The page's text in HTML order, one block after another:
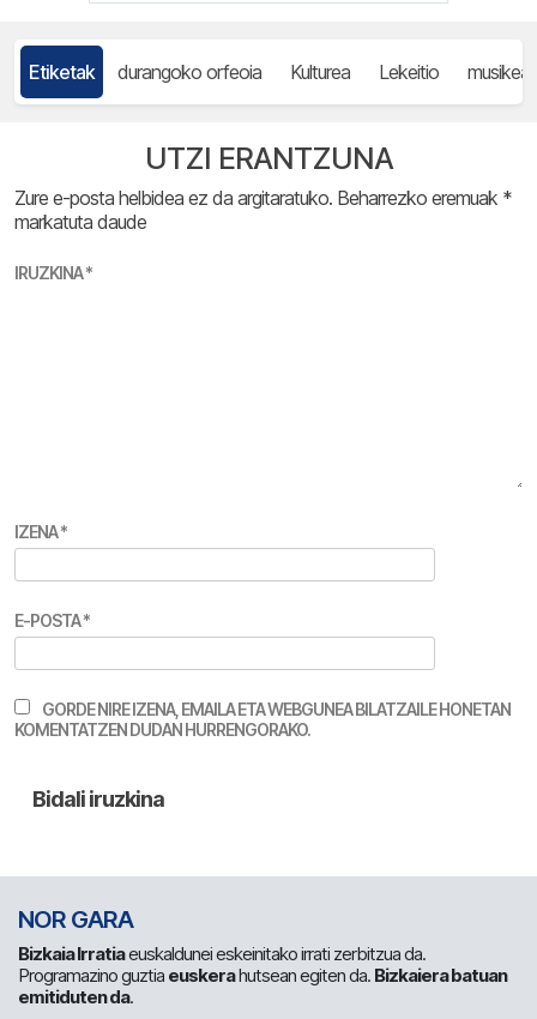
Etiketak durangoko orfeoia Kulturea Lekeitio musikea
UTZI ERANTZUNA
Zure e-posta helbidea ez da argitaratuko. Beharrezko eremuak *
markatuta daude
IRUZKINA*
IZENA*
E-POSTA*
GORDE NIRE IZENA, EMAILA ETA WEBGUNEA BILATZAILE HONETAN
KOMENTATZEN DUDAN HURRENGORAKO.
NOR GARA
Bizkaia Irratiaeuskaldunei eskeinitako irrati zerbitzua da.
Programazino guztia euskerahutsean egiten da. Bizkaiera batuan
emitiduten da.